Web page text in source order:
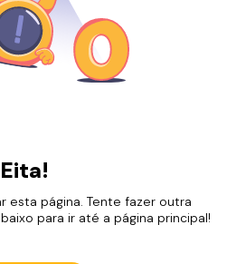
Eita!
esta página. Tente fazer outra
para ir até a página principal!